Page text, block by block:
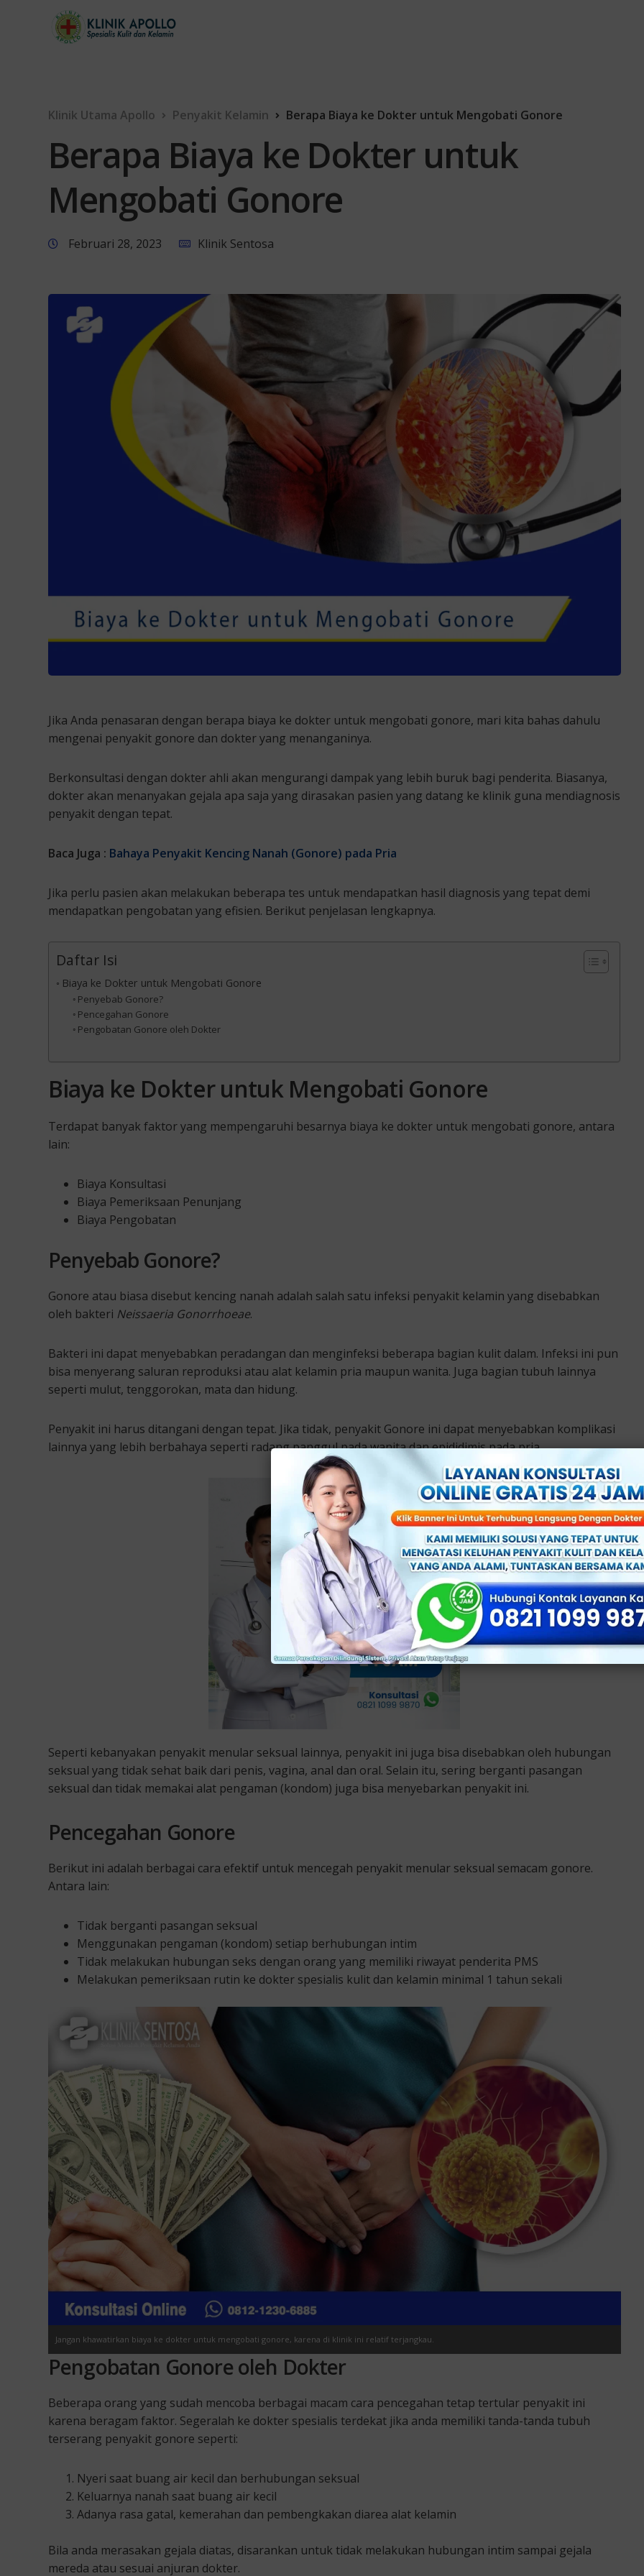
Klinik Utama Apollo Penyakit Kelamin Berapa Biaya ke Dokter untuk Mengobati Gonore
Berapa Biaya ke Dokter untuk
Mengobati Gonore
Februari 28, 2023 Klinik Sentosa
Jika Anda penasaran dengan berapa biaya ke dokter untuk mengobati gonore, mari kita bahas dahulu
mengenai penyakit gonore dan dokter yang menanganinya.
Berkonsultasi dengan dokter ahli akan mengurangi dampak yang lebih buruk bagi penderita. Biasanya,
dokter akan menanyakan gejala apa saja yang dirasakan pasien yang datang ke klinik guna mendiagnosis
penyakit dengan tepat.
Baca Juga : Bahaya Penyakit Kencing Nanah (Gonore) pada Pria
Jika perlu pasien akan melakukan beberapa tes untuk mendapatkan hasil diagnosis yang tepat demi
mendapatkan pengobatan yang efisien. Berikut penjelasan lengkapnya.
Daftar Isi
Biaya ke Dokter untuk Mengobati Gonore
Penyebab Gonore?
Pencegahan Gonore
Pengobatan Gonore oleh Dokter
Biaya ke Dokter untuk Mengobati Gonore
Terdapat banyak faktor yang mempengaruhi besarnya biaya ke dokter untuk mengobati gonore, antara
lain:
Biaya Konsultasi
Biaya Pemeriksaan Penunjang
Biaya Pengobatan
Penyebab Gonore?
Gonore atau biasa disebut kencing nanah adalah salah satu infeksi penyakit kelamin yang disebabkan
oleh bakteri Neissaeria Gonorrhoeae.
Bakteri ini dapat menyebabkan peradangan dan menginfeksi beberapa bagian kulit dalam. Infeksi ini pun
bisa menyerang saluran reproduksi atau alat kelamin pria maupun wanita. Juga bagian tubuh lainnya
seperti mulut, tenggorokan, mata dan hidung.
Penyakit ini harus ditangani dengan tepat. Jika tidak, penyakit Gonore ini dapat menyebabkan komplikasi
lainnya yang lebih berbahaya seperti radang panggul pada wanita dan epididimis pada pria.
Seperti kebanyakan penyakit menular seksual lainnya, penyakit ini juga bisa disebabkan oleh hubungan
seksual yang tidak sehat baik dari penis, vagina, anal dan oral. Selain itu, sering berganti pasangan
seksual dan tidak memakai alat pengaman (kondom) juga bisa menyebarkan penyakit ini.
Pencegahan Gonore
Berikut ini adalah berbagai cara efektif untuk mencegah penyakit menular seksual semacam gonore.
Antara lain:
Tidak berganti pasangan seksual
Menggunakan pengaman (kondom) setiap berhubungan intim
Tidak melakukan hubungan seks dengan orang yang memiliki riwayat penderita PMS
Melakukan pemeriksaan rutin ke dokter spesialis kulit dan kelamin minimal 1 tahun sekali
Jangan khawatirkan biaya ke dokter untuk mengobati gonore, karena di klinik ini relatif terjangkau.
Pengobatan Gonore oleh Dokter
Beberapa orang yang sudah mencoba berbagai macam cara pencegahan tetap tertular penyakit ini
karena beragam faktor. Segeralah ke dokter spesialis terdekat jika anda memiliki tanda-tanda tubuh
terserang penyakit gonore seperti:
Nyeri saat buang air kecil dan berhubungan seksual
Keluarnya nanah saat buang air kecil
Adanya rasa gatal, kemerahan dan pembengkakan diarea alat kelamin
Bila anda merasakan gejala diatas, disarankan untuk tidak melakukan hubungan intim sampai gejala
mereda atau sesuai anjuran dokter.